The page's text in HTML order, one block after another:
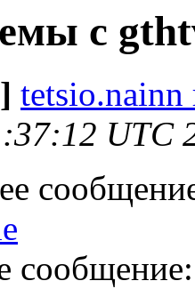
с
tetsio.nainn
UTC